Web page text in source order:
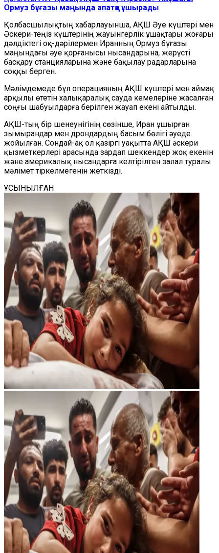
Ормуз бұғазы маңында апатқа ұшырады
Қолбасшылықтың хабарлауынша, АҚШ Әуе күштері мен
Әскери-теңіз күштерінің жауынгерлік ұшақтары жоғары
дәлдіктегі оқ-дәрілермен Иранның Ормуз бұғазы
маңындағы әуе қорғанысы нысандарына, жерүсті
басқару станцияларына және бақылау радарларына
соққы берген.
Мәлімдемеде бұл операцияның АҚШ күштері мен аймақ
арқылы өтетін халықаралық сауда кемелеріне жасалған
соңғы шабуылдарға берілген жауап екені айтылды.
АҚШ-тың бір шенеунігінің сөзінше, Иран ұшырған
зымырандар мен дрондардың басым бөлігі әуеде
жойылған. Сондай-ақ ол қазіргі уақытта АҚШ әскери
қызметкерлері арасында зардап шеккендер жоқ екенін
және америкалық нысандарға келтірілген залал туралы
мәлімет тіркелмегенін жеткізді.
ҰСЫНЫЛҒАН